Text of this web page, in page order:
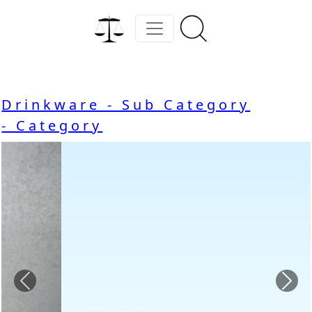
Drinkware - Sub Category
- Category
Previous